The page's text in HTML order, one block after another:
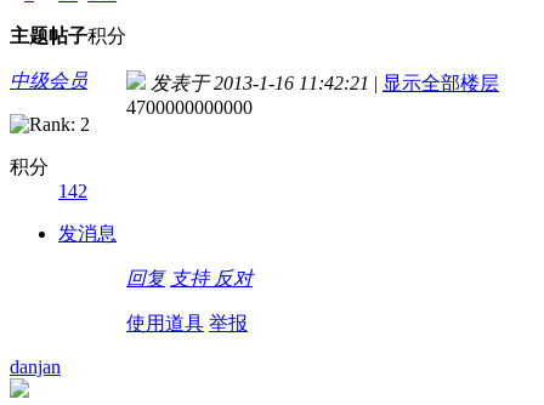
主题帖子积分
中级会员
积分
142
发消息
发表于 2013-1-16 11:42:21 | 显示全部楼层
4700000000000
回复 支持 反对
使用道具 举报
danjan